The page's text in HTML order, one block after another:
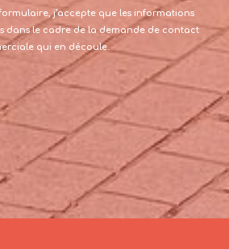
j’accepte que les informations
dans le cadre de la demande de contact
qui en découle.